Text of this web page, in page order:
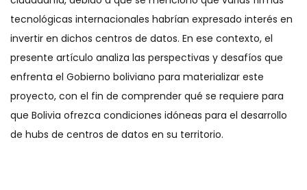
tecnológicas internacionales habrían expresado interés en
invertir en dichos centros de datos. En ese contexto, el
presente artículo analiza las perspectivas y desafíos que
enfrenta el Gobierno boliviano para materializar este
proyecto, con el fin de comprender qué se requiere para
que Bolivia ofrezca condiciones idóneas para el desarrollo
de hubs de centros de datos en su territorio.